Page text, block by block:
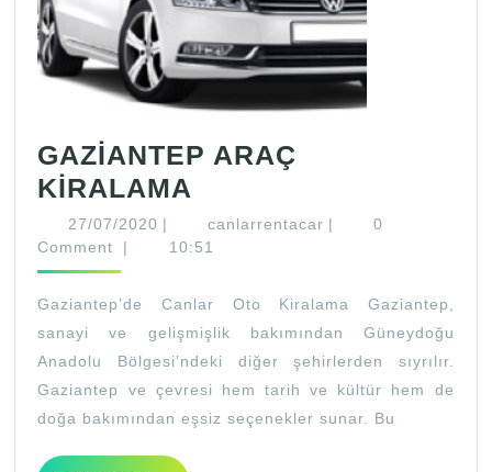
GAZİANTEP ARAÇ
KİRALAMA
ARAÇ
KİRALAMA
27/07/202027/07/2020
| canlarrentacar canlarrentacar
|
0
Comment
| 10:51
Gaziantep’de Canlar Oto Kiralama Gaziantep,
sanayi ve gelişmişlik bakımından Güneydoğu
Anadolu Bölgesi’ndeki diğer şehirlerden sıyrılır.
Gaziantep ve çevresi hem tarih ve kültür hem de
doğa bakımından eşsiz seçenekler sunar. Bu